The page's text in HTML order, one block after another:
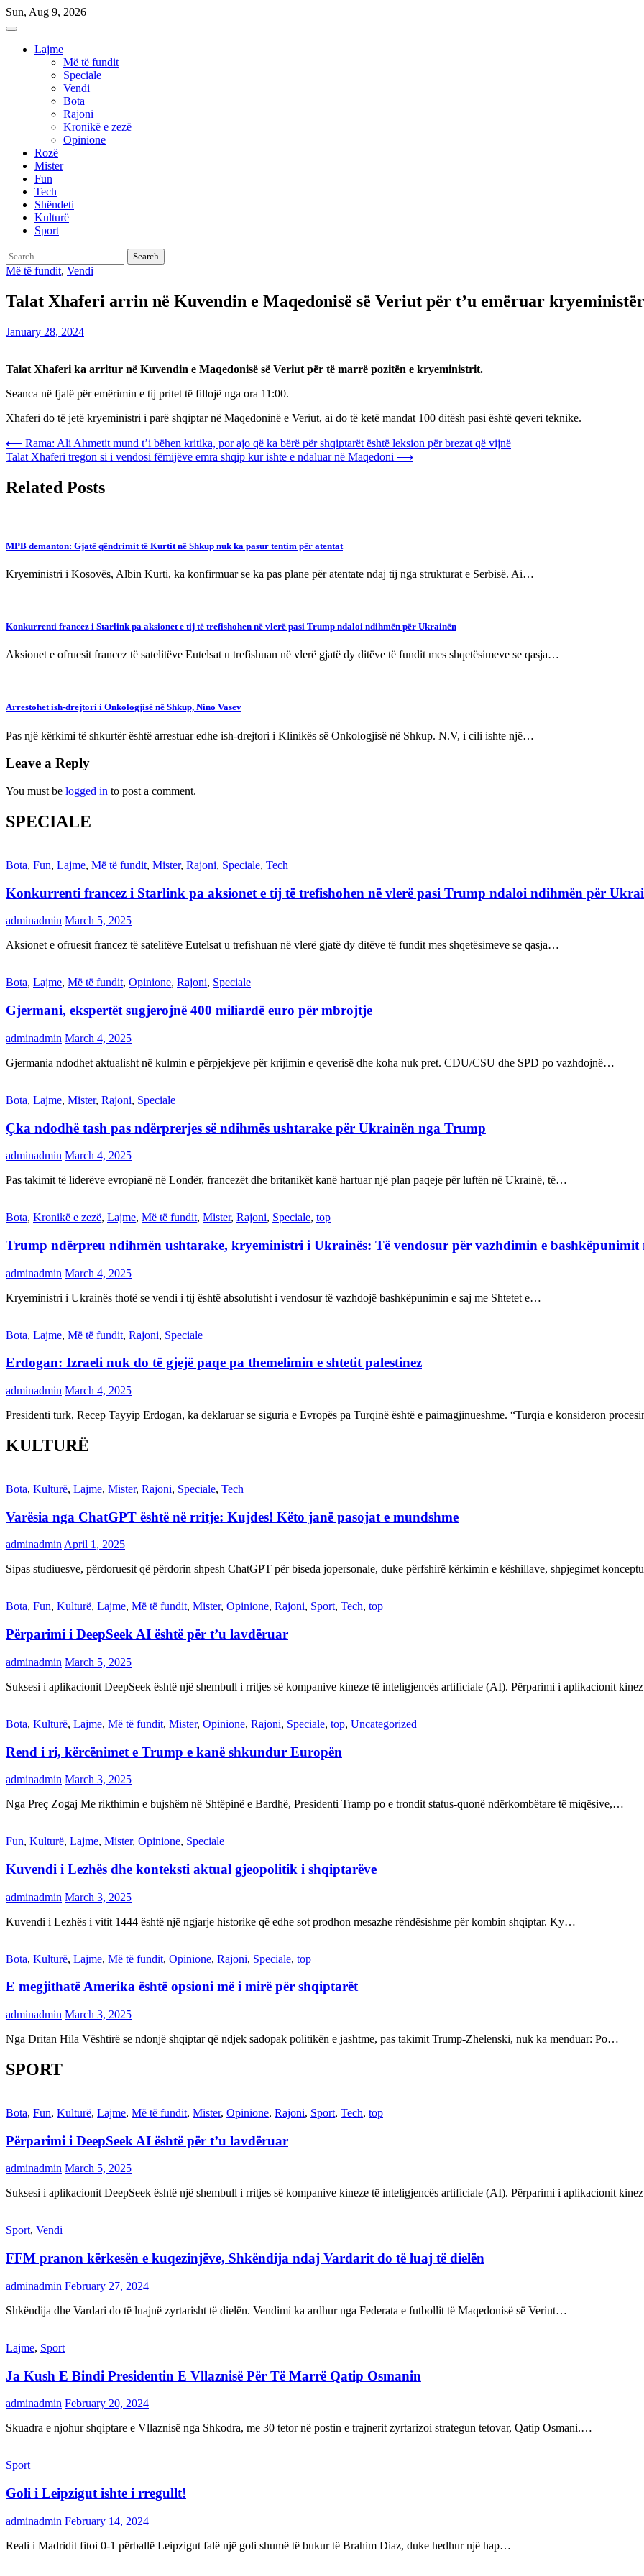
Skip
to
Sun, Aug 9, 2026
Lajme
Më të fundit
Speciale
Vendi
Bota
Rajoni
Kronikë e zezë
Opinione
Rozë
Mister
Fun
Tech
Shëndeti
Kulturë
Sport
Search
for:
Më të fundit, Vendi
Talat Xhaferi arrin në Kuvendin e Maqedonisë së Veriut për t’u emëruar kryeministër
January 28, 2024
Talat Xhaferi ka arritur në Kuvendin e Maqedonisë së Veriut për të marrë pozitën e kryeministrit.
Seanca në fjalë për emërimin e tij pritet të fillojë nga ora 11:00.
Xhaferi do të jetë kryeministri i parë shqiptar në Maqedoninë e Veriut, ai do të ketë mandat 100 ditësh pasi është qeveri teknike.
Post
navigation
⟵ Rama: Ali Ahmetit mund t’i bëhen kritika, por ajo që ka bërë për shqiptarët është leksion për brezat që vijnë
Talat Xhaferi tregon si i vendosi fëmijëve emra shqip kur ishte e ndaluar në Maqedoni ⟶
Related Posts
MPB demanton: Gjatë qëndrimit të Kurtit në Shkup nuk ka pasur tentim për atentat
Kryeministri i Kosovës, Albin Kurti, ka konfirmuar se ka pas plane për atentate ndaj tij nga strukturat e Serbisë. Ai…
Konkurrenti francez i Starlink pa aksionet e tij të trefishohen në vlerë pasi Trump ndaloi ndihmën për Ukrainën
Aksionet e ofruesit francez të satelitëve Eutelsat u trefishuan në vlerë gjatë dy ditëve të fundit mes shqetësimeve se qasja…
Arrestohet ish-drejtori i Onkologjisë në Shkup, Nino Vasev
Pas një kërkimi të shkurtër është arrestuar edhe ish-drejtori i Klinikës së Onkologjisë në Shkup. N.V, i cili ishte një…
Leave a Reply
You must be logged in to post a comment.
SPECIALE
Bota, Fun, Lajme, Më të fundit, Mister, Rajoni, Speciale, Tech
Konkurrenti francez i Starlink pa aksionet e tij të trefishohen në vlerë pasi Trump ndaloi ndihmën për
adminadmin March 5, 2025
Aksionet e ofruesit francez të satelitëve Eutelsat u trefishuan në vlerë gjatë dy ditëve të fundit mes shqetësimeve se qasja…
Bota, Lajme, Më të fundit, Opinione, Rajoni, Speciale
Gjermani, ekspertët sugjerojnë 400 miliardë euro për mbrojtje
adminadmin March 4, 2025
Gjermania ndodhet aktualisht në kulmin e përpjekjeve për krijimin e qeverisë dhe koha nuk pret. CDU/CSU dhe SPD po vazhdojnë…
Bota, Lajme, Mister, Rajoni, Speciale
Çka ndodhë tash pas ndërprerjes së ndihmës ushtarake për Ukrainën nga Trump
adminadmin March 4, 2025
Pas takimit të liderëve evropianë në Londër, francezët dhe britanikët kanë hartuar një plan paqeje për luftën në Ukrainë, të…
Bota, Kronikë e zezë, Lajme, Më të fundit, Mister, Rajoni, Speciale, top
Trump ndërpreu ndihmën ushtarake, kryeministri i Ukrainës: Të vendosur për vazhdimin e bashkëpunimit
adminadmin March 4, 2025
Kryeministri i Ukrainës thotë se vendi i tij është absolutisht i vendosur të vazhdojë bashkëpunimin e saj me Shtetet e…
Bota, Lajme, Më të fundit, Rajoni, Speciale
Erdogan: Izraeli nuk do të gjejë paqe pa themelimin e shtetit palestinez
adminadmin March 4, 2025
Presidenti turk, Recep Tayyip Erdogan, ka deklaruar se siguria e Evropës pa Turqinë është e paimagjinueshme. “Turqia e konsideron
KULTURË
Bota, Kulturë, Lajme, Mister, Rajoni, Speciale, Tech
Varësia nga ChatGPT është në rritje: Kujdes! Këto janë pasojat e mundshme
adminadmin April 1, 2025
Sipas studiuesve, përdoruesit që përdorin shpesh ChatGPT për biseda jopersonale, duke përfshirë kërkimin e këshillave, shpjegimet
Bota, Fun, Kulturë, Lajme, Më të fundit, Mister, Opinione, Rajoni, Sport, Tech, top
Përparimi i DeepSeek AI është për t’u lavdëruar
adminadmin March 5, 2025
Suksesi i aplikacionit DeepSeek është një shembull i rritjes së kompanive kineze të inteligjencës artificiale (AI). Përparimi i aplikacionit
Bota, Kulturë, Lajme, Më të fundit, Mister, Opinione, Rajoni, Speciale, top, Uncategorized
Rend i ri, kërcënimet e Trump e kanë shkundur Europën
adminadmin March 3, 2025
Nga Preç Zogaj Me rikthimin e bujshëm në Shtëpinë e Bardhë, Presidenti Tramp po e trondit status-quonë ndërkombëtare të miqësive,…
Fun, Kulturë, Lajme, Mister, Opinione, Speciale
Kuvendi i Lezhës dhe konteksti aktual gjeopolitik i shqiptarëve
adminadmin March 3, 2025
Kuvendi i Lezhës i vitit 1444 është një ngjarje historike që edhe sot prodhon mesazhe rëndësishme për kombin shqiptar. Ky…
Bota, Kulturë, Lajme, Më të fundit, Opinione, Rajoni, Speciale, top
E megjithatë Amerika është opsioni më i mirë për shqiptarët
adminadmin March 3, 2025
Nga Dritan Hila Vështirë se ndonjë shqiptar që ndjek sadopak politikën e jashtme, pas takimit Trump-Zhelenski, nuk ka menduar: Po…
SPORT
Bota, Fun, Kulturë, Lajme, Më të fundit, Mister, Opinione, Rajoni, Sport, Tech, top
Përparimi i DeepSeek AI është për t’u lavdëruar
adminadmin March 5, 2025
Suksesi i aplikacionit DeepSeek është një shembull i rritjes së kompanive kineze të inteligjencës artificiale (AI). Përparimi i aplikacionit
Sport, Vendi
FFM pranon kërkesën e kuqezinjëve, Shkëndija ndaj Vardarit do të luaj të dielën
adminadmin February 27, 2024
Shkëndija dhe Vardari do të luajnë zyrtarisht të dielën. Vendimi ka ardhur nga Federata e futbollit të Maqedonisë së Veriut…
Lajme, Sport
Ja Kush E Bindi Presidentin E Vllaznisë Për Të Marrë Qatip Osmanin
adminadmin February 20, 2024
Skuadra e njohur shqiptare e Vllaznisë nga Shkodra, me 30 tetor në postin e trajnerit zyrtarizoi strategun tetovar, Qatip Osmani.…
Sport
Goli i Leipzigut ishte i rregullt!
adminadmin February 14, 2024
Reali i Madridit fitoi 0-1 përballë Leipzigut falë një goli shumë të bukur të Brahim Diaz, duke hedhur një hap…